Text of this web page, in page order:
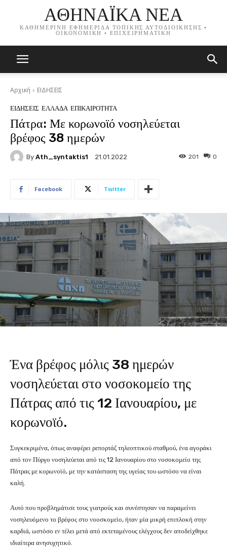
ΑΘΗΝΑΪΚΑ ΝΕΑ
ΚΑΘΗΜΕΡΙΝΗ ΕΦΗΜΕΡΙΔΑ ΤΟΠΙΚΗΣ ΑΥΤΟΔΙΟΙΚΗΣΗΣ •
ΟΙΚΟΝΟΜΙΚΗ • ΕΠΙΧΕΙΡΗΜΑΤΙΚΗ
Αρχική ΕΙΔΗΣΕΙΣ
ΕΙΔΗΣΕΙΣ ΕΛΛΑΔΑ ΕΠΙΚΑΙΡΟΤΗΤΑ
Πάτρα: Με κορωνοϊό νοσηλεύεται
βρέφος 38 ημερών
By Ath_syntaktis1 21.01.2022 0
201
Facebook Twitter
Ένα βρέφος μόλις 38 ημερών
νοσηλεύεται στο νοσοκομείο της
Πάτρας από τις 12 Ιανουαρίου, με
κορωνοϊό.
Συγκεκριμένα, όπως αναφέρει ρεπορτάζ τηλεοπτικού σταθμού, ένα αγοράκι
από τον Πύργο νοσηλεύεται από τις 12 Ιανουαρίου στο νοσοκομείο της
Πάτρας με κορωνοϊό, με την κατάσταση της υγείας του ωστόσο να είναι
καλή.
Αυτό που προβλημάτισε τους γιατρούς και συνέστησαν να παραμείνει
νοσηλευόμενο το βρέφος στο νοοσκομείο, ήταν μία μικρή επιπλοκή στην
καρδιά, ωστόσο εν τέλει μετά από εκτεταμένους ελέγχους δεν αποδείχθηκε
ιδιαίτερα ανησυχητικό.